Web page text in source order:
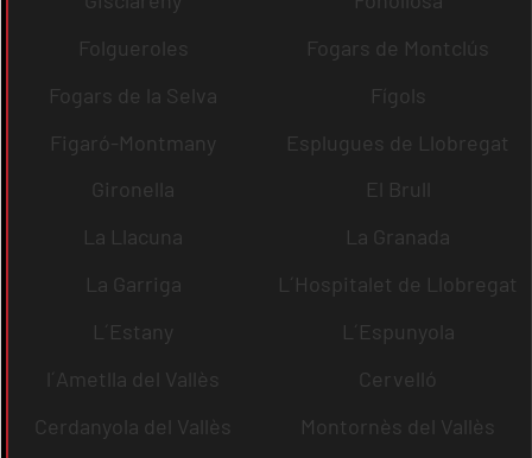
Folgueroles
Fogars de Montclús
Fogars de la Selva
Fígols
Figaró-Montmany
Esplugues de Llobregat
Gironella
El Brull
La Llacuna
La Granada
La Garriga
L´Hospitalet de Llobregat
L´Estany
L´Espunyola
l´Ametlla del Vallès
Cervelló
Cerdanyola del Vallès
Montornès del Vallès